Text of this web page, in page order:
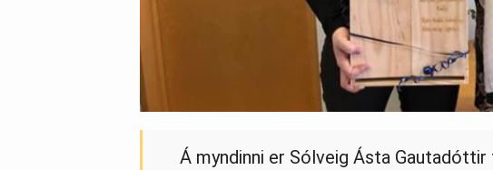
Á myndinni er Sólveig Ásta